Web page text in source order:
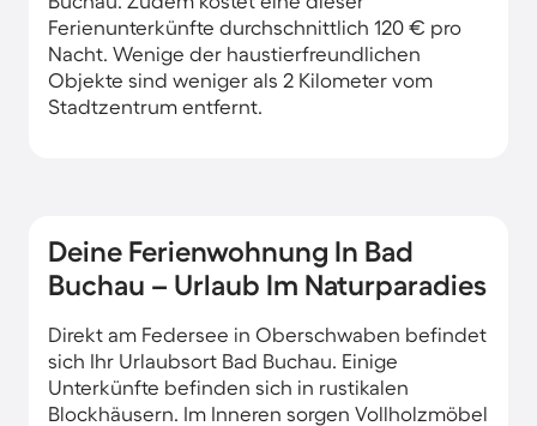
Ferienunterkünfte durchschnittlich 120 € pro
Nacht. Wenige der haustierfreundlichen
Objekte sind weniger als 2 Kilometer vom
Stadtzentrum entfernt.
Deine Ferienwohnung In Bad
Buchau – Urlaub Im Naturparadies
Direkt am Federsee in Oberschwaben befindet
sich Ihr Urlaubsort Bad Buchau. Einige
Unterkünfte befinden sich in rustikalen
Blockhäusern. Im Inneren sorgen Vollholzmöbel